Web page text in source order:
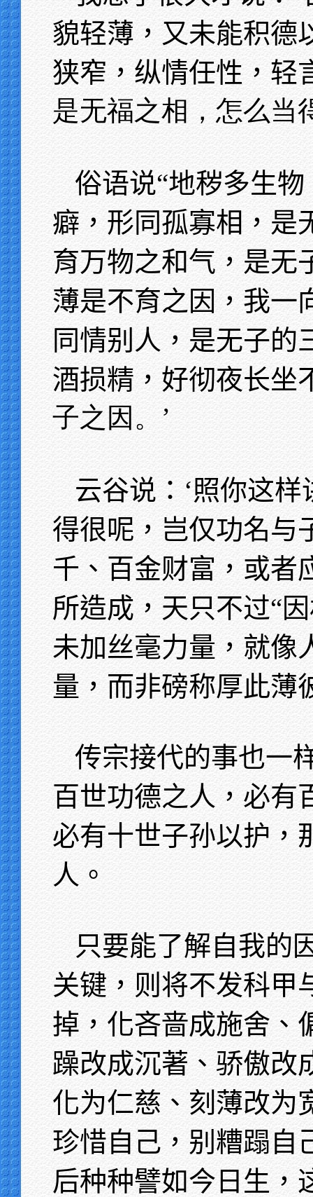
貌轻薄，又未能积德
狭窄，纵情任性，轻
是无福之相，怎么当
俗语说“地秽多生
癖，形同孤寡相，是
育万物之和气，是无
薄是不育之因，我一
同情别人，是无子的
酒损精，好彻夜长坐
子之因。’
云谷说：‘照你这
得很呢，岂仅功名与
千、百金财富，或者
所造成，天只不过“
未加丝毫力量，就像
量，而非磅称厚此薄
传宗接代的事也一
百世功德之人，必有
必有十世子孙以护，
人。
只要能了解自我的
关键，则将不发科甲
掉，化吝啬成施舍、
躁改成沉著、骄傲改
化为仁慈、刻薄改为
珍惜自己，别糟蹋自
后种种譬如今日生，